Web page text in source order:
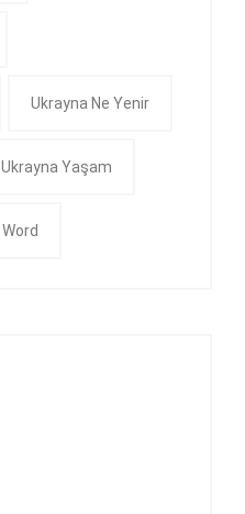
Ukrayna Ne Yenir
Ukrayna Yaşam
Word